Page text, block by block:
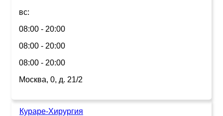
вс:
08:00 - 20:00
08:00 - 20:00
08:00 - 20:00
Москва, 0, д. 21/2
Кураре-Хирургия